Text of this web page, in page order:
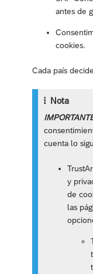
antes de
cookies.
Cada país
Nota
cuenta lo
y
de
las